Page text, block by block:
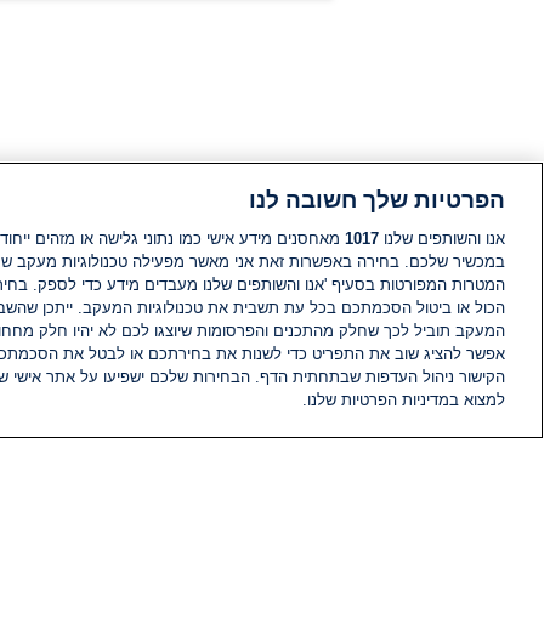
הפרטיות שלך חשובה לנו
אנו והשותפים שלנו 1017 מאחסנים מידע אישי כמו נתוני גלישה או מזהים
במכשיר שלכם. בחירה באפשרות זאת אני מאשר מפעילה טכנולוגיות מעקב
המטרות המפורטות בסעיף 'אנו והשותפים שלנו מעבדים מידע כדי לספק.
הכול או ביטול הסכמתכם בכל עת תשבית את טכנולוגיות המעקב. ייתכן
המעקב תוביל לכך שחלק מהתכנים והפרסומות שיוצגו לכם לא יהיו חלק
אפשר להציג שוב את התפריט כדי לשנות את בחירתכם או לבטל את
הקישור ניהול העדפות שבתחתית הדף. הבחירות שלכם ישפיעו על אתר אישי
למצוא במדיניות הפרטיות שלנו.